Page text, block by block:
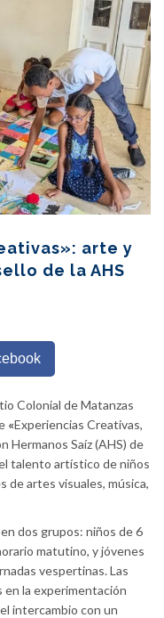
arte y
de la AHS
Colonial de Matanzas
«Experiencias Creativas,
Hermanos Saíz (AHS) de
talento artístico de niños
de artes visuales, música,
dos grupos: niños de 6
matutino, y jóvenes
vespertinas. Las
la experimentación
intercambio con un